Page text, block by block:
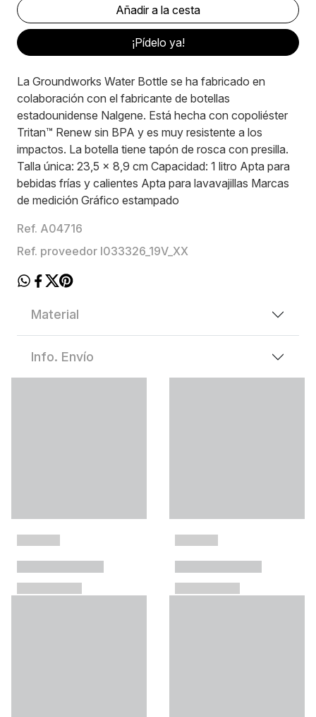
¡Pídelo ya!
La Groundworks Water Bottle se ha fabricado en
colaboración con el fabricante de botellas
estadounidense Nalgene. Está hecha con copoliéster
Tritan™ Renew sin BPA y es muy resistente a los
impactos. La botella tiene tapón de rosca con presilla.
Talla única: 23,5 x 8,9 cm Capacidad: 1 litro Apta para
bebidas frías y calientes Apta para lavavajillas Marcas
de medición Gráfico estampado
Ref. A04716
Ref. proveedor I033326_19V_XX
Material
Info. Envío